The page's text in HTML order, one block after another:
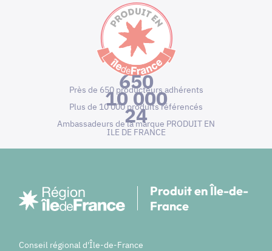
650
Près de 650 producteurs adhérents
10 000
Plus de 10 000 produits référencés
24
Ambassadeurs de la marque PRODUIT EN
ILE DE FRANCE
Produit en Île-de-
France
Conseil régional d'Île-de-France